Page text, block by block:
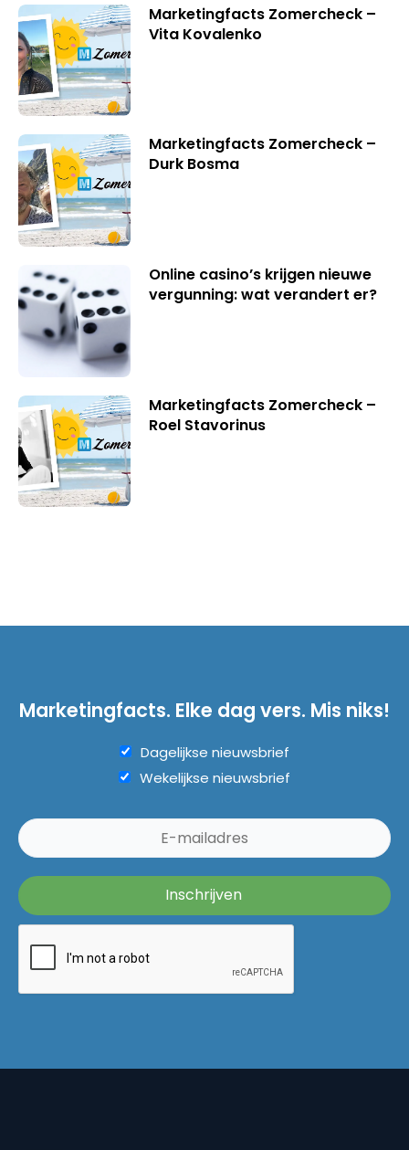
Marketingfacts Zomercheck –
Vita Kovalenko
Marketingfacts Zomercheck –
Durk Bosma
Online casino’s krijgen nieuwe
vergunning: wat verandert er?
Marketingfacts Zomercheck –
Roel Stavorinus
Marketingfacts. Elke dag vers. Mis niks!
Dagelijkse nieuwsbrief
Wekelijkse nieuwsbrief